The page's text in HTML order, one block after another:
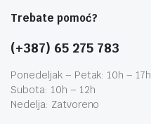
Trebate pomoć?
(+387) 65 275 783
Ponedeljak – Petak: 10h – 17h
Subota: 10h – 12h
Nedelja: Zatvoreno